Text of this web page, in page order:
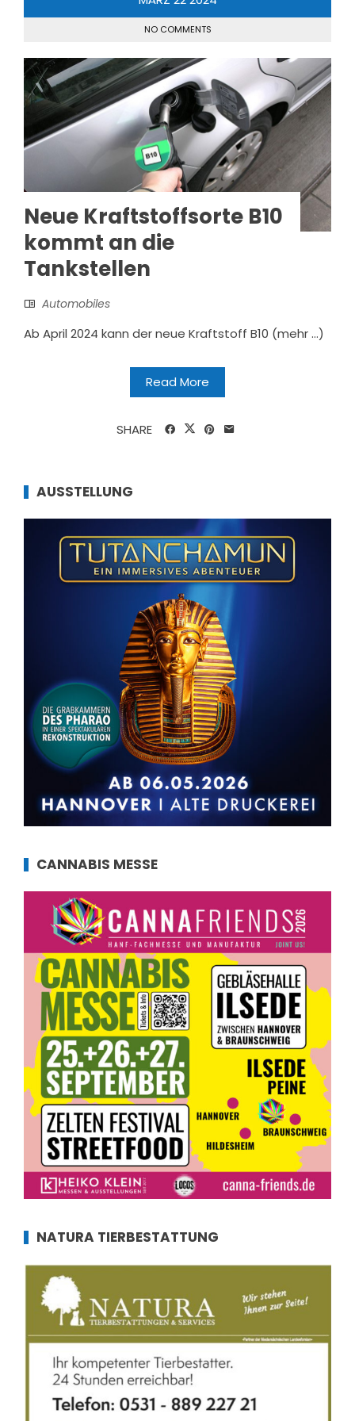
NO COMMENTS
Neue Kraftstoffsorte B10
kommt an die
Tankstellen
Automobiles
Ab April 2024 kann der neue Kraftstoff B10 (mehr …)
Read More
SHARE
AUSSTELLUNG
CANNABIS MESSE
NATURA TIERBESTATTUNG